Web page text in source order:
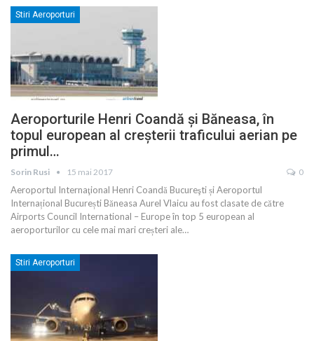
Stiri Aeroporturi
Aeroporturile Henri Coandă și Băneasa, în
topul european al creșterii traficului aerian pe
primul…
Sorin Rusi 15 mai 2017 0
Aeroportul Internaţional Henri Coandă Bucureşti și Aeroportul
Internațional București Băneasa Aurel Vlaicu au fost clasate de către
Airports Council International – Europe în top 5 european al
aeroporturilor cu cele mai mari creșteri ale…
Stiri Aeroporturi